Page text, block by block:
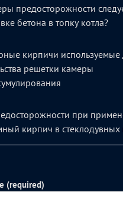
предосторожности
бетона в топку котла?
кирпичи используемые
решетки камеры
при
кирпич в стеклодувных
(required)